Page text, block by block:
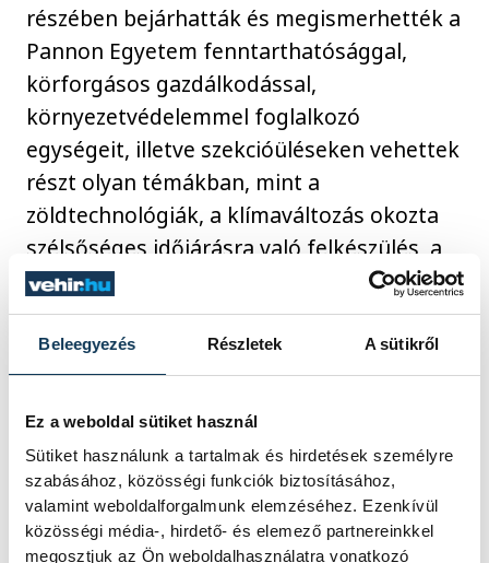
Beleegyezés Részletek A sütikről
Ez a weboldal sütiket használ
Sütiket használunk a tartalmak és hirdetések személyre
szabásához, közösségi funkciók biztosításához,
valamint weboldalforgalmunk elemzéséhez. Ezenkívül
közösségi média-, hirdető- és elemező partnereinkkel
megosztjuk az Ön weboldalhasználatra vonatkozó
részében bejárhatták és megismerhették a
Pannon Egyetem fenntarthatósággal,
körforgásos gazdálkodással,
környezetvédelemmel foglalkozó
egységeit, illetve szekcióüléseken vehettek
részt olyan témákban, mint a
zöldtechnológiák, a klímaváltozás okozta
szélsőséges időjárásra való felkészülés, a
hulladékkezelés problémái, a vízzel
kapcsolatos kérdések vagy a
fenntarthatósággal kapcsolatos
kommunikáció és oktatás.
Kapcsolódó cikk
A leköszönő rektor, Gelencsér